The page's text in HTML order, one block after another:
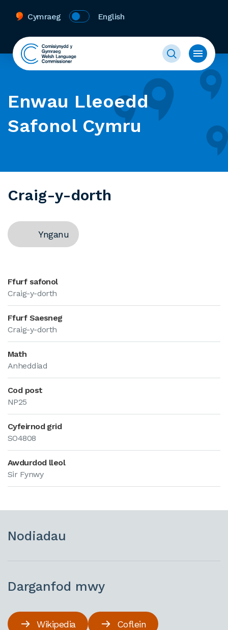
Cymraeg English
Enwau Lleoedd
Safonol Cymru
Craig-y-dorth
Ynganu
Ffurf safonol
Craig-y-dorth
Ffurf Saesneg
Craig-y-dorth
Math
Anheddiad
Cod post
NP25
Cyfeirnod grid
SO4808
Awdurdod lleol
Sir Fynwy
Nodiadau
Darganfod mwy
Wikipedia Coflein